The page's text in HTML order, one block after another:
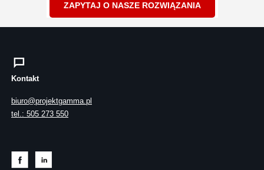
ZAPYTAJ O NASZE ROZWIĄZANIA
Kontakt
biuro@projektgamma.pl
tel.: 505 273 550